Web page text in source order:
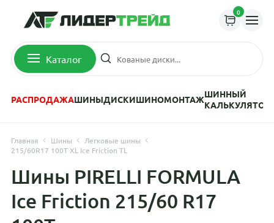
0
Каталог
РАСПРОДАЖАШИНЫДИСКИШИНОМОНТАЖШИННЫЙ
КАЛЬКУЛЯТОР
Главная Шины
Легковые шины
215/60R17 100T XL Ice Friction TL
Шины PIRELLI FORMULA
Ice Friction 215/60 R17